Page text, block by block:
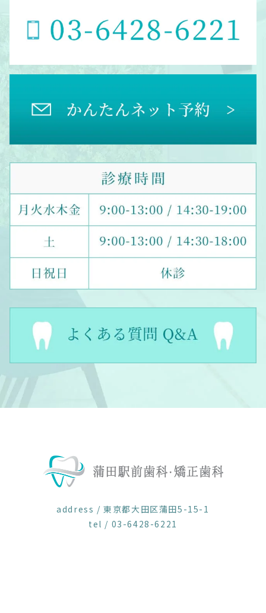
address / 東京都大田区蒲田5-15-1
tel / 03-6428-6221